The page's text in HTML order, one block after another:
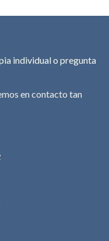
individual o pregunta
en contacto tan